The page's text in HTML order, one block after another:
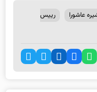
عاشورا
رییس